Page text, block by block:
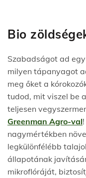
Bio
Szabadságot ad
milyen tápanyagot
meg őket a
tudod, mit viszel be
teljesen
Greenman Agro-val
nagymértékben
legkülönfélébb
állapotának
mikroflóráját,